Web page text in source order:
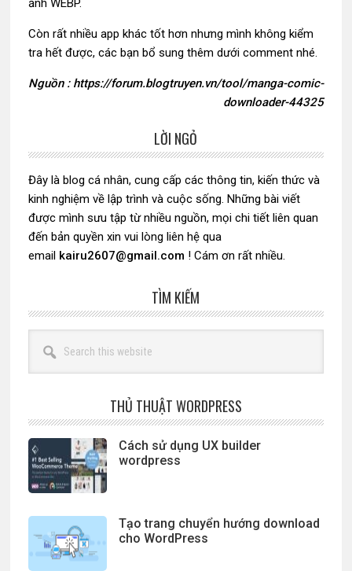
ảnh WEBP.
Còn rất nhiều app khác tốt hơn nhưng mình không kiểm
tra hết được, các bạn bổ sung thêm dưới comment nhé.
Nguồn : https://forum.blogtruyen.vn/tool/manga-comic-
downloader-44325
chính
LỜI NGỎ
Đây là blog cá nhân, cung cấp các thông tin, kiến thức và
kinh nghiệm về lập trình và cuộc sống. Những bài viết
được mình sưu tập từ nhiều nguồn, mọi chi tiết liên quan
đến bản quyền xin vui lòng liên hệ qua
email kairu2607@gmail.com ! Cám ơn rất nhiều.
TÌM KIẾM
this
website
THỦ THUẬT WORDPRESS
Cách sử dụng UX builder
wordpress
Tạo trang chuyển hướng download
cho WordPress